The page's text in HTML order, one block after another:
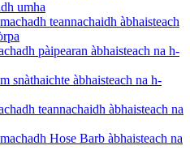
umha
teannachaidh àbhaisteach
pàipearan àbhaisteach na h-
snàthaichte àbhaisteach na h-
teannachaidh àbhaisteach na
Hose Barb àbhaisteach na